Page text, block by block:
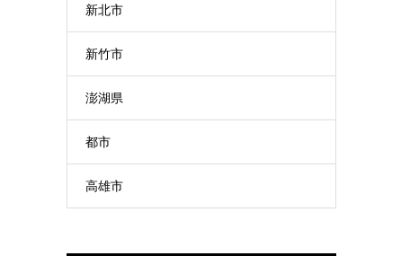
新北市
新竹市
澎湖県
都市
高雄市